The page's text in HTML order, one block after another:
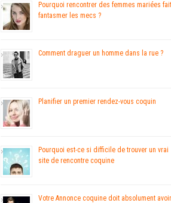
Pourquoi rencontrer des femmes mariées fait
fantasmer les mecs ?
Comment draguer un homme dans la rue ?
Planifier un premier rendez-vous coquin
Pourquoi est-ce si difficile de trouver un vrai
site de rencontre coquine
Votre Annonce coquine doit absolument avoir